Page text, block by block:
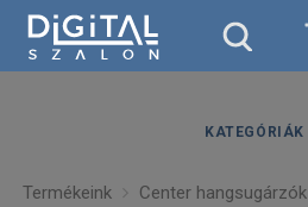
KATEGÓRIÁK
Termékeink
Center hangsugárzók